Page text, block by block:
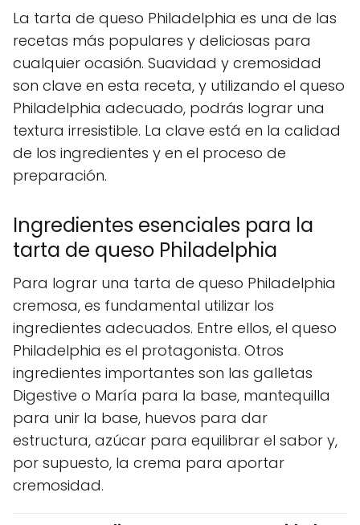
La tarta de queso Philadelphia es una de las
recetas más populares y deliciosas para
cualquier ocasión. Suavidad y cremosidad
son clave en esta receta, y utilizando el queso
Philadelphia adecuado, podrás lograr una
textura irresistible. La clave está en la calidad
de los ingredientes y en el proceso de
preparación.
Ingredientes esenciales para la
tarta de queso Philadelphia
Para lograr una tarta de queso Philadelphia
cremosa, es fundamental utilizar los
ingredientes adecuados. Entre ellos, el queso
Philadelphia es el protagonista. Otros
ingredientes importantes son las galletas
Digestive o María para la base, mantequilla
para unir la base, huevos para dar
estructura, azúcar para equilibrar el sabor y,
por supuesto, la crema para aportar
cremosidad.